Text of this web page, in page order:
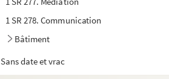
1 SR 278. Communication
Bâtiment
Sans date et vrac